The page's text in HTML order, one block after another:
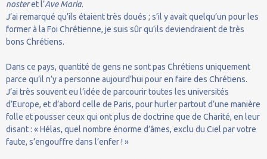
nosteret l’Ave Maria.
J’ai remarqué qu’ils étaient très doués ; s’il y avait quelqu’un pour les
former à la Foi Chrétienne, je suis sûr qu’ils deviendraient de très
bons Chrétiens.
Dans ce pays, quantité de gens ne sont pas Chrétiens uniquement
parce qu’il n’y a personne aujourd’hui pour en faire des Chrétiens.
J’ai très souvent eu l’idée de parcourir toutes les universités
d’Europe, et d’abord celle de Paris, pour hurler partout d’une manière
folle et pousser ceux qui ont plus de doctrine que de Charité, en leur
disant : « Hélas, quel nombre énorme d’âmes, exclu du Ciel par votre
faute, s’engouffre dans l’enfer ! »